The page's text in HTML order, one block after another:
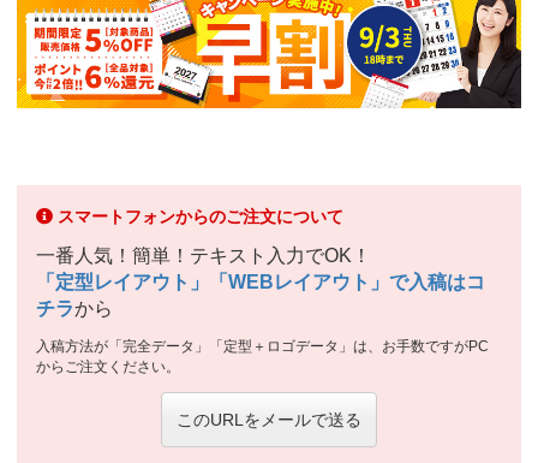
スマートフォンからのご注文について
一番人気！簡単！テキスト入力でOK！
「定型レイアウト」「WEBレイアウト」で入稿はコ
チラから
入稿方法が「完全データ」「定型＋ロゴデータ」は、お手数ですがPC
からご注文ください。
このURLをメールで送る